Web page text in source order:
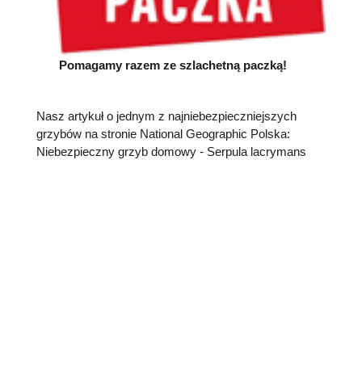
Pomagamy razem ze szlachetną paczką!
Nasz artykuł o jednym z najniebezpieczniejszych
grzybów na stronie National Geographic Polska:
Niebezpieczny grzyb domowy - Serpula lacrymans